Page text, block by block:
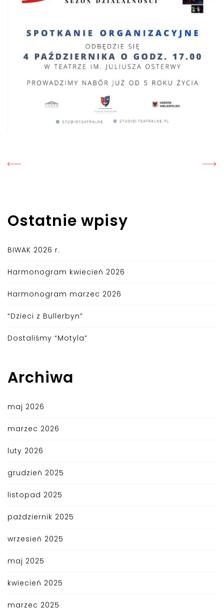
Ostatnie wpisy
BIWAK 2026 r.
Harmonogram kwiecień 2026
Harmonogram marzec 2026
“Dzieci z Bullerbyn”
Dostaliśmy “Motyla”
Archiwa
maj 2026
marzec 2026
luty 2026
grudzień 2025
listopad 2025
październik 2025
wrzesień 2025
maj 2025
kwiecień 2025
marzec 2025